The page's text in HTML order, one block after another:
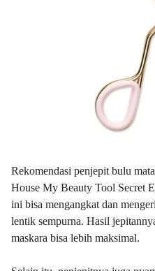
Rekomendasi penjepit bulu
House My Beauty Tool Secret
ini bisa mengangkat dan
lentik sempurna. Hasil
maskara bisa lebih maksimal.